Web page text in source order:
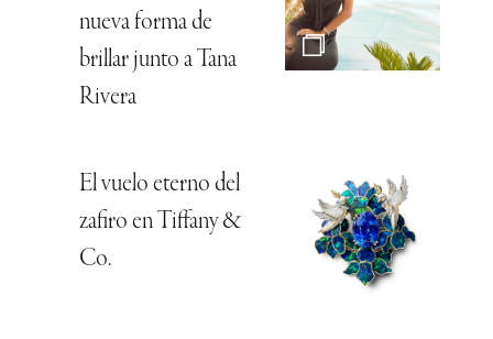
nueva forma de
brillar junto a Tana
Rivera
El vuelo eterno del
zafiro en Tiffany &
Co.